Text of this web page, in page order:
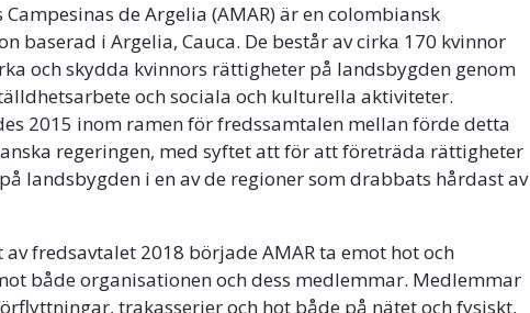
de Argelia (AMAR) är en colombiansk
baserad i Argelia, Cauca. De består av cirka 170 kvinnor
och skydda kvinnors rättigheter på landsbygden genom
och sociala och kulturella aktiviteter.
2015 inom ramen för fredssamtalen mellan förde detta
regeringen, med syftet att för att företräda rättigheter
landsbygden i en av de regioner som drabbats hårdast av
fredsavtalet 2018 började AMAR ta emot hot och
både organisationen och dess medlemmar. Medlemmar
trakasserier och hot både på nätet och fysiskt,